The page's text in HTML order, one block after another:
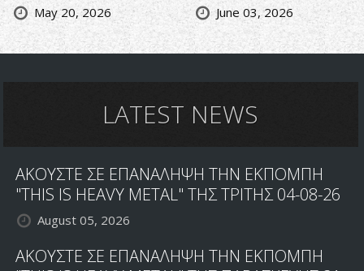
May 20, 2026 June 03, 2026
LATEST NEWS
ΑΚΟΥΣΤΕ ΣΕ ΕΠΑΝΑΛΗΨΗ ΤΗΝ ΕΚΠΟΜΠΗ
"THIS IS HEAVY METAL" ΤΗΣ ΤΡΙΤΗΣ 04-08-26
August 05, 2026
ΑΚΟΥΣΤΕ ΣΕ ΕΠΑΝΑΛΗΨΗ ΤΗΝ ΕΚΠΟΜΠΗ